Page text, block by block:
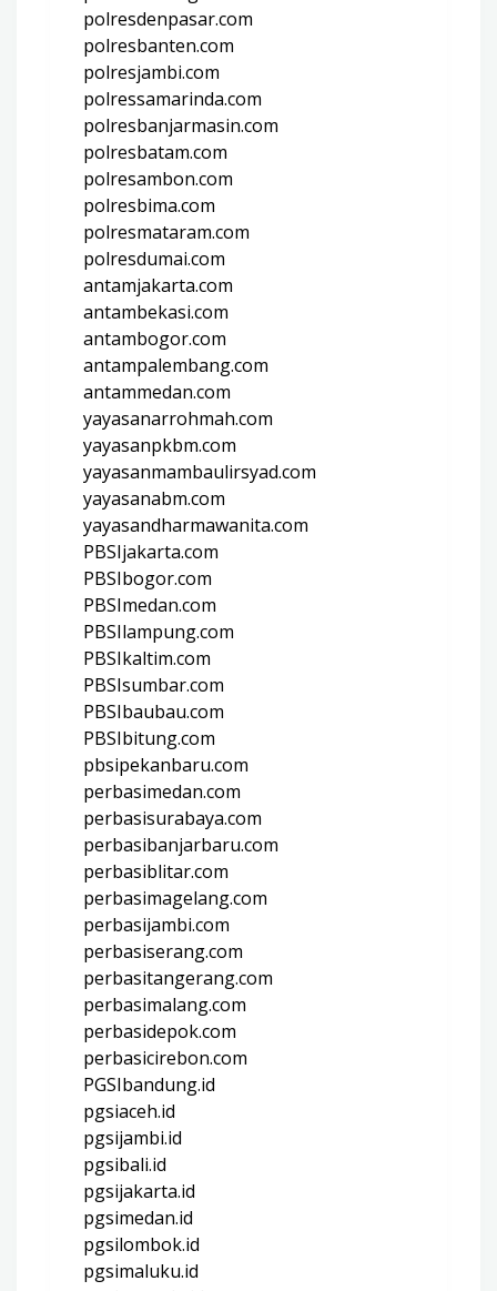
polresdenpasar.com
polresbanten.com
polresjambi.com
polressamarinda.com
polresbanjarmasin.com
polresbatam.com
polresambon.com
polresbima.com
polresmataram.com
polresdumai.com
antamjakarta.com
antambekasi.com
antambogor.com
antampalembang.com
antammedan.com
yayasanarrohmah.com
yayasanpkbm.com
yayasanmambaulirsyad.com
yayasanabm.com
yayasandharmawanita.com
PBSIjakarta.com
PBSIbogor.com
PBSImedan.com
PBSIlampung.com
PBSIkaltim.com
PBSIsumbar.com
PBSIbaubau.com
PBSIbitung.com
pbsipekanbaru.com
perbasimedan.com
perbasisurabaya.com
perbasibanjarbaru.com
perbasiblitar.com
perbasimagelang.com
perbasijambi.com
perbasiserang.com
perbasitangerang.com
perbasimalang.com
perbasidepok.com
perbasicirebon.com
PGSIbandung.id
pgsiaceh.id
pgsijambi.id
pgsibali.id
pgsijakarta.id
pgsimedan.id
pgsilombok.id
pgsimaluku.id